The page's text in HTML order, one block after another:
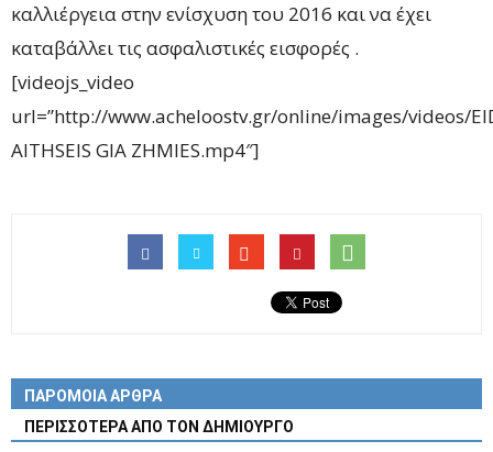
καλλιέργεια στην ενίσχυση του 2016 και να έχει
καταβάλλει τις ασφαλιστικές εισφορές .
[videojs_video
url=”http://www.acheloostv.gr/online/images/videos/
AITHSEIS GIA ZHMIES.mp4″]
ΠΑΡΟΜΟΙΑ ΑΡΘΡΑ
ΠΕΡΙΣΣΟΤΕΡΑ ΑΠΟ ΤΟΝ ΔΗΜΙΟΥΡΓΟ